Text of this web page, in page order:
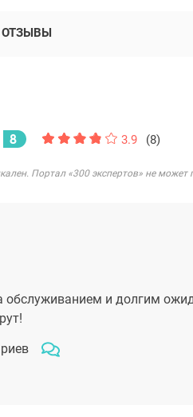
ОТЗЫВЫ
8 3.9 (8)
Портал «300 экспертов» не может
обслуживанием и долгим